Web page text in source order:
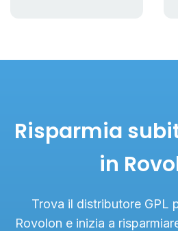
Risparmia
in
Trova il distributore GPL
Rovolon e inizia a